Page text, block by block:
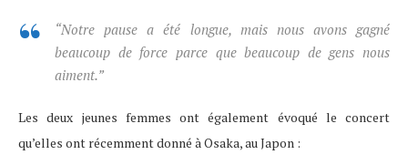
“Notre pause a été longue, mais nous avons gagné
beaucoup de force parce que beaucoup de gens nous
aiment.”
Les deux jeunes femmes ont également évoqué le concert
qu’elles ont récemment donné à Osaka, au Japon :